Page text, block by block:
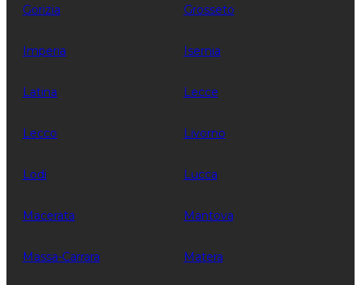
Gorizia Grosseto
Imperia Isernia
Latina Lecce
Lecco Livorno
Lodi Lucca
Macerata Mantova
Massa-Carrara Matera